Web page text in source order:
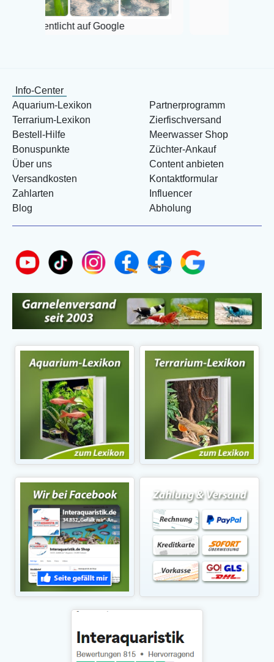
auf Google
Info-Center
Aquarium-Lexikon
Terrarium-Lexikon
Bestell-Hilfe
Bonuspunkte
Über uns
Versandkosten
Zahlarten
Blog
Partnerprogramm
Zierfischversand
Meerwasser Shop
Züchter-Ankauf
Content anbieten
Kontaktformular
Influencer
Abholung